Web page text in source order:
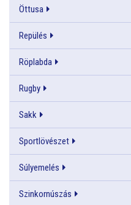
Öttusa
Repülés
Röplabda
Rugby
Sakk
Sportlövészet
Súlyemelés
Szinkornúszás